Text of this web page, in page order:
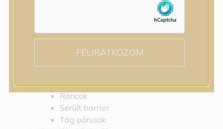
Fakóság
Feszességvesztés
Problémás bőr
Ráncok
Sérült barrier
Tág pórusok
FELIRATKOZOM